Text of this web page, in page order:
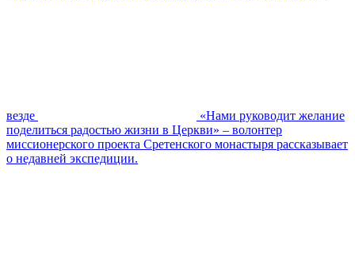
везде
«Нами руководит желание
поделиться радостью жизни в Церкви» – волонтер
миссионерского проекта Сретенского монастыря рассказывает
о недавней экспедиции.